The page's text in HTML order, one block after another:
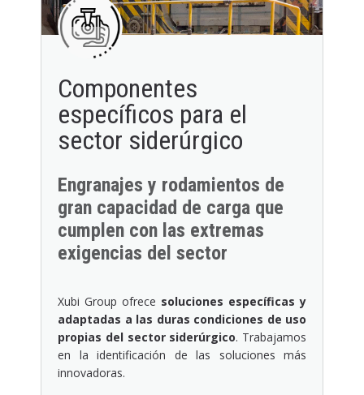
Componentes
específicos para el
sector siderúrgico
Engranajes y rodamientos de
gran capacidad de carga que
cumplen con las extremas
exigencias del sector
Xubi Group ofrece soluciones específicas y
adaptadas a las duras condiciones de uso
propias del sector siderúrgico. Trabajamos
en la identificación de las soluciones más
innovadoras.